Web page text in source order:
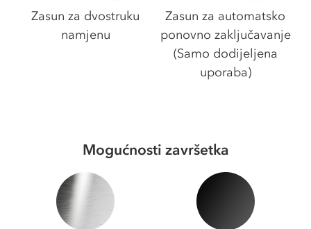
Zasun za dvostruku
namjenu
Zasun za automatsko
ponovno zaključavanje
(Samo dodijeljena
uporaba)
Mogućnosti završetka